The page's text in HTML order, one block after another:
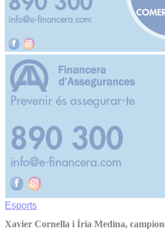
Esports
Xavier Cornella i Íria Medina,